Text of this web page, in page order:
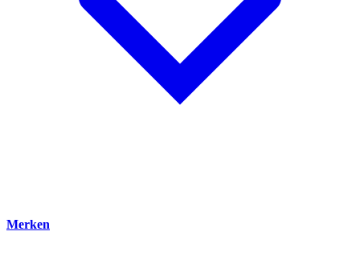
Merken